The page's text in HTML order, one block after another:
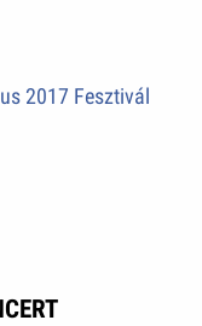
2017 Fesztivál